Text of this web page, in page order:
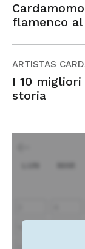
flamenco
ARTISTAS
I 10
storia